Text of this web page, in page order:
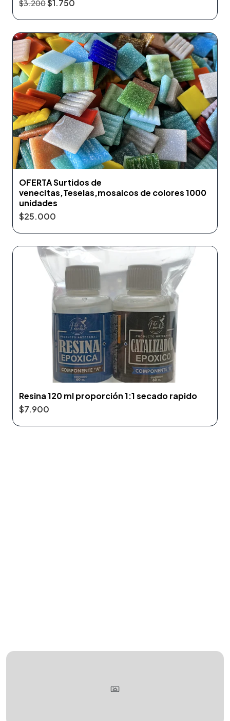
$3.200$1.750
OFERTA Surtidos de
venecitas,Teselas,mosaicos de colores 1000
unidades
$25.000
Resina 120 ml proporción 1:1 secado rapido
$7.900